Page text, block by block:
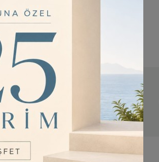
BIZI TAKIP EDIN
Sosyal medya
hesaplarımızdan bizi takip
edin, en yeni ürünlerimizi
kaçırmayın!